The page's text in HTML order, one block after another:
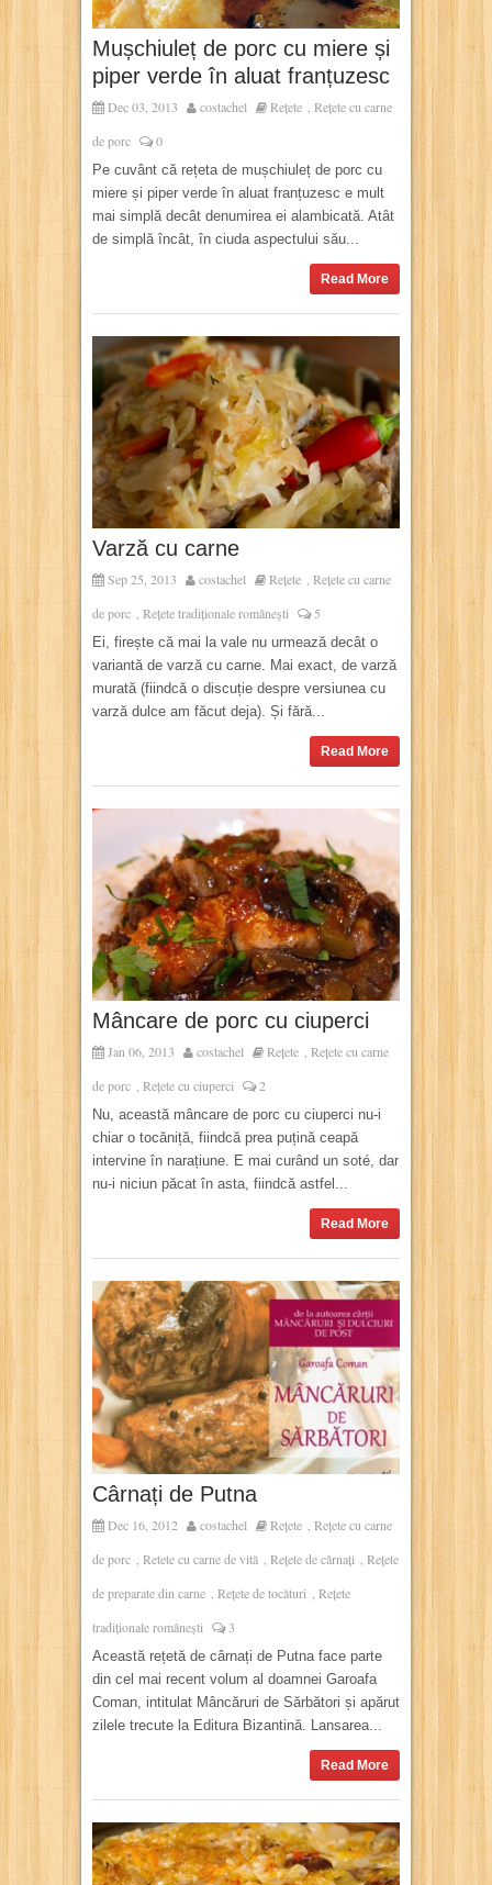
Mușchiuleț de porc cu miere și
piper verde în aluat franțuzesc
Dec 03, 2013 costachel Rețete
Rețete cu carne
de porc
0
Pe cuvânt că rețeta de mușchiuleț de porc cu
miere și piper verde în aluat franțuzesc e mult
mai simplă decât denumirea ei alambicată. Atât
de simplă încât, în ciuda aspectului său...
Read More
Varză cu carne
Sep 25, 2013 costachel Rețete , Rețete cu carne
de porc , Rețete tradiționale românești 5
Ei, firește că mai la vale nu urmează decât o
variantă de varză cu carne. Mai exact, de varză
murată (fiindcă o discuție despre versiunea cu
varză dulce am făcut deja). Și fără...
Read More
Mâncare de porc cu ciuperci
Jan 06, 2013 costachel Rețete , Rețete cu carne
de porc , Rețete cu ciuperci 2
Nu, această mâncare de porc cu ciuperci nu-i
chiar o tocăniță, fiindcă prea puțină ceapă
intervine în narațiune. E mai curând un soté, dar
nu-i niciun păcat în asta, fiindcă astfel...
Read More
Cârnați de Putna
Dec 16, 2012 costachel Rețete
Rețete cu carne
de porc
Retete cu carne de vită Rețete de cârnați
Rețete
de preparate din carne
Rețete de tocături
Rețete
tradiționale românești
3
Această rețetă de cârnați de Putna face parte
din cel mai recent volum al doamnei Garoafa
Coman, intitulat Mâncăruri de Sărbători și apărut
zilele trecute la Editura Bizantină. Lansarea...
Read More